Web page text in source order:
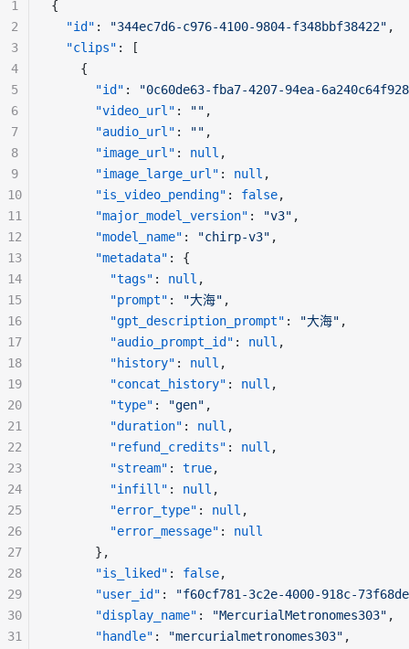
{
"id" : "344ec7d6-c976-4100-9804-f348bbf38422" ,
"clips" : [
    {
"id" :
"0c60de63-fba7-4207-94ea-
"video_url" : "" ,
"audio_url" : "" ,
"image_url" : null ,
"image_large_url" : null ,
"is_video_pending" : false,
"major_model_version" : "v3" ,
"model_name" : "chirp-v3" ,
"metadata" : {
"tags" : null ,
"prompt" : "大海" ,
"gpt_description_prompt" : "大海" ,
"audio_prompt_id" : null ,
"history" : null ,
"concat_history" : null ,
"type" : "gen" ,
"duration" : null ,
"refund_credits" : null ,
"stream" : true,
"infill" : null ,
"error_type" : null ,
"error_message" : null
      },
"is_liked" : false,
"user_id" :
"f60cf781-3c2e-4000-918c-
"display_name" : "MercurialMetronomes303" ,
"handle" : "mercurialmetronomes303" ,
1
2
3
4
5
6
7
8
9
10
11
12
13
14
15
16
17
18
19
20
21
22
23
24
25
26
27
28
29
30
31